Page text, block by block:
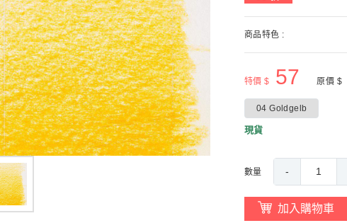
商品特色 :
特價 $ 57 原價 $
04 Goldgelb
現貨
數量 - 1
加入購物車